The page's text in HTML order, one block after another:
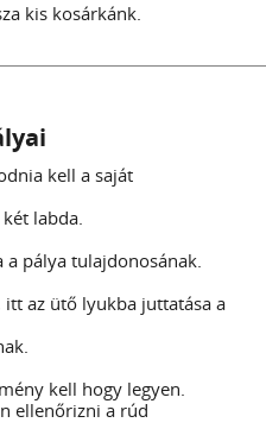
kis kosárkánk.
kell a saját
labda.
pálya tulajdonosának.
az ütő lyukba juttatása a
kell hogy legyen.
ellenőrizni a rúd